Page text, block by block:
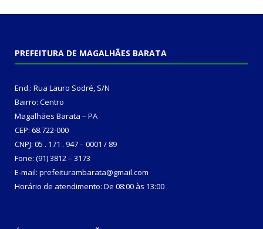
PREFEITURA DE MAGALHÃES BARATA
End.: Rua Lauro Sodré, S/N
Bairro: Centro
Magalhães Barata – PA
CEP: 68.722-000
CNPJ: 05 . 171 . 947 – 0001 / 89
Fone: (91) 3812 – 3173
E-mail: prefeiturambarata@gmail.com
Horário de atendimento: De 08:00 às 13:00